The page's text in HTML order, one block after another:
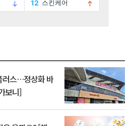
러스…정상화 바
보니]